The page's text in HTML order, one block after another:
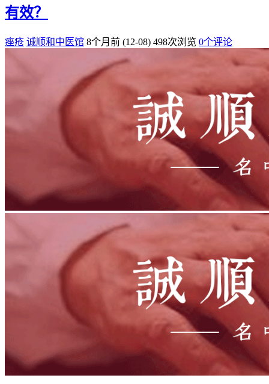
有效？
痤疮 诚顺和中医馆 8个月前 (12-08) 498次浏览 0个评论